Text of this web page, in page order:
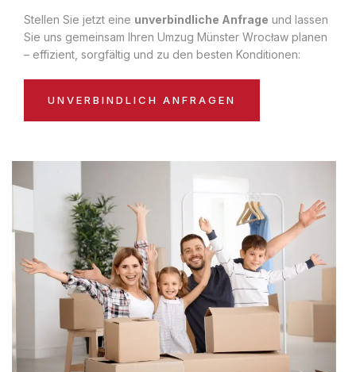
Stellen Sie jetzt eine unverbindliche Anfrage und lassen
Sie uns gemeinsam Ihren Umzug Münster Wrocław planen
– effizient, sorgfältig und zu den besten Konditionen:
UNVERBINDLICH ANFRAGEN